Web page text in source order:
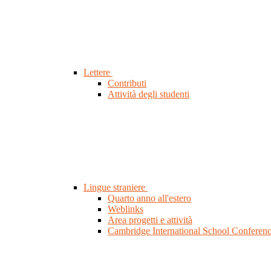
Lettere
Contributi
Attività degli studenti
Lingue straniere
Quarto anno all'estero
Weblinks
Area progetti e attività
Cambridge International School